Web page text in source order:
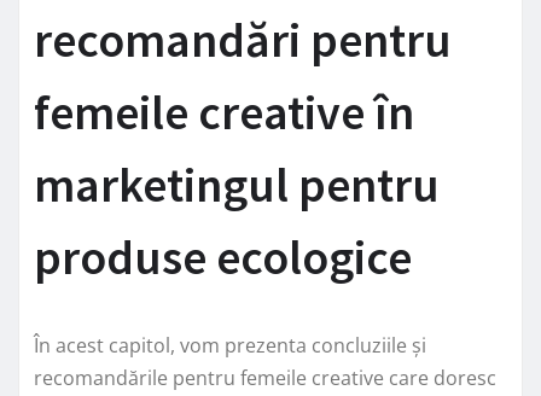
recomandări pentru
femeile creative în
marketingul pentru
produse ecologice
În acest capitol, vom prezenta concluziile și
recomandările pentru femeile creative care doresc